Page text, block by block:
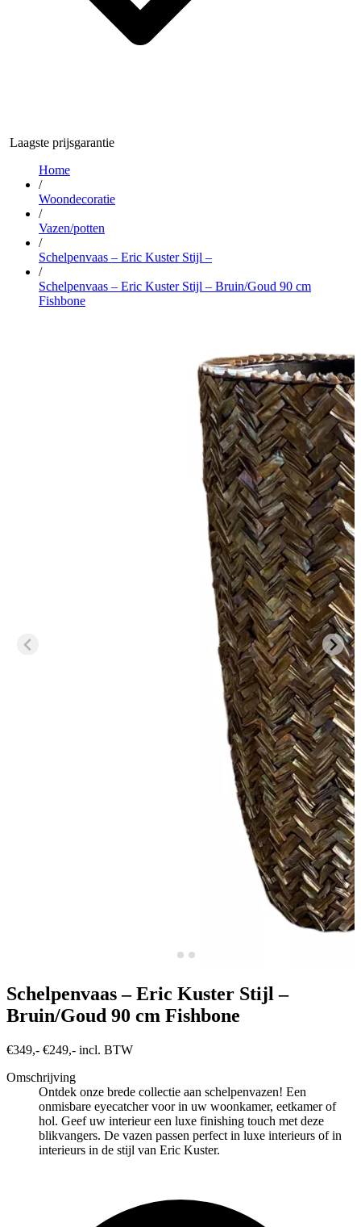
Laagste prijsgarantie
Home
/
Woondecoratie
/
Vazen/potten
/
Schelpenvaas – Eric Kuster Stijl –
/
Schelpenvaas – Eric Kuster Stijl – Bruin/Goud 90 cm
Fishbone
Schelpenvaas – Eric Kuster Stijl –
Bruin/Goud 90 cm Fishbone
€349,- €249,- incl. BTW
Omschrijving
Ontdek onze brede collectie aan schelpenvazen! Een
onmisbare eyecatcher voor in uw woonkamer, eetkamer of
hol. Geef uw interieur een luxe finishing touch met deze
blikvangers. De vazen passen perfect in luxe interieurs of in
interieurs in de stijl van Eric Kuster.